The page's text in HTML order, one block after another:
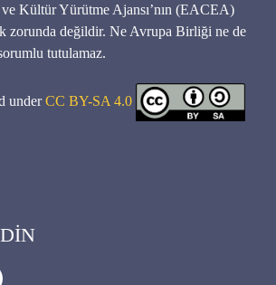
Kültür Yürütme Ajansı’nın (EACEA)
zorunda değildir. Ne Avrupa Birliği ne de
tutulamaz.
underCC BY-SA 4.0